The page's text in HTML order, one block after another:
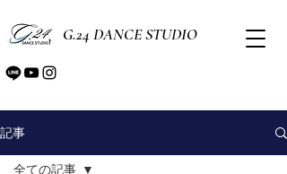
G.24 DANCE STUDIO
記事
全ての記事